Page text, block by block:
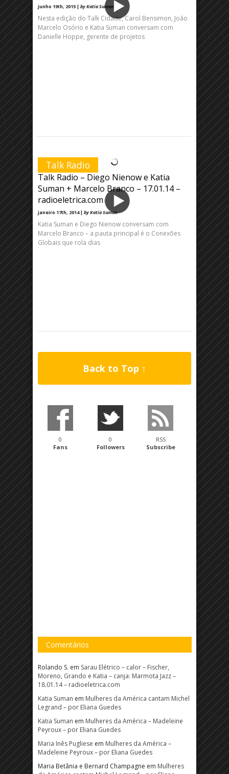
junho 19th, 2015 | by Katia Suman
Nesta edição do Talk Cidade, Carol Bensimon, João
Marcelo Osório e Katia Suman conversam com
Danielle Hoppe, gerente de projetos
Talk Radio
Talk Radio – Diego Nienow e Katia
Suman + Marcelo Branco – 17.01.14 –
radioeletrica.com
janeiro 17th, 2014 | by Katia Suman
Katia Suman e Diego Nienow conversam com
Marcelo Branco – a pauta principal é o Conexões
Globais que rola dias
Back to Top ↑
0
Fans
0
Followers
RSS
Subscribe
Comentários
Rolando S. em Sarau Elétrico – calor – Fischer,
Moreno, Grando e Katia – canja: Marmota Jazz –
18.01.14 – radioeletrica.com
Katia Suman em Mulheres da América cantam Michel
Legrand – por Eliana Guedes
Katia Suman em Mulheres da América – Madeleine
Peyroux – por Eliana Guedes
Maria Inês Pugliese em Mulheres da América –
Madeleine Peyroux – por Eliana Guedes
Maria Betânia e Bernard Champagne em Mulheres